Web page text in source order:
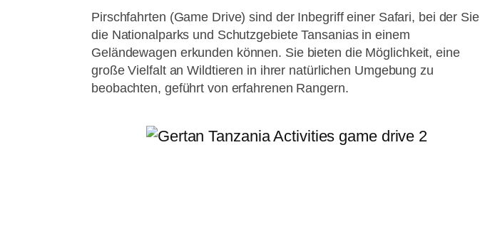
Pirschfahrten (Game Drive) sind der Inbegriff einer Safari, bei der Sie
die Nationalparks und Schutzgebiete Tansanias in einem
Geländewagen erkunden können. Sie bieten die Möglichkeit, eine
große Vielfalt an Wildtieren in ihrer natürlichen Umgebung zu
beobachten, geführt von erfahrenen Rangern.